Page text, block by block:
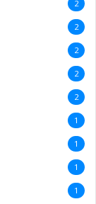
2
2
2
2
2
1
1
1
1